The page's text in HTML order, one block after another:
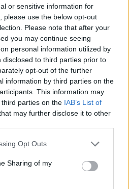
or sensitive information for
please use the below opt-out
Please note that after your
you may continue seeing
personal information utilized by
to third parties prior to
opt-out of the further
information by third parties on the
This information may
parties on the IAB’s List of
may further disclose it to other
app uses one or more Google
behaviour. You may click to
and its third-party tags to
purposes in below Google
Opt Outs
Sharing of my
que permite
solar
eclipse solar…